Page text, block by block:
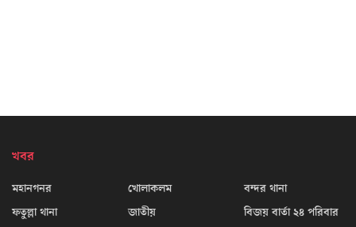
খবর
মহানগনর
ফতুল্লা থানা
খোলাকলম
জাতীয়
বন্দর থানা
বিজয় বার্তা ২৪ পরিবার